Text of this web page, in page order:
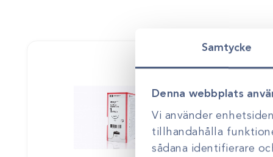
Samtycke
Denna webbplats
Vi använder
tillhandahålla
sådana identifierare